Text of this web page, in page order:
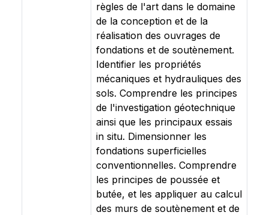
règles de l'art dans le domaine
de la conception et de la
réalisation des ouvrages de
fondations et de soutènement.
Identifier les propriétés
mécaniques et hydrauliques des
sols. Comprendre les principes
de l'investigation géotechnique
ainsi que les principaux essais
in situ. Dimensionner les
fondations superficielles
conventionnelles. Comprendre
les principes de poussée et
butée, et les appliquer au calcul
des murs de soutènement et de